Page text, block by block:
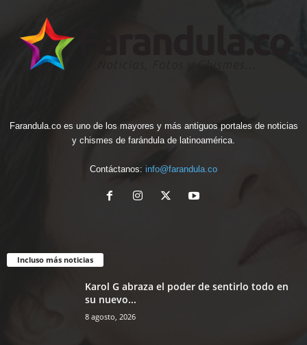
Farandula.co es uno de los mayores y más antiguos portales de noticias
y chismes de farándula de latinoamérica.
Contáctanos: info@farandula.co
Incluso más noticias
Karol G abraza el poder de sentirlo todo en
su nuevo...
8 agosto, 2026